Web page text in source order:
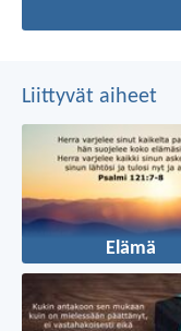
Liittyvät aiheet
Elämä